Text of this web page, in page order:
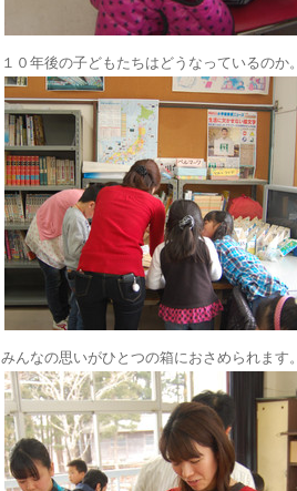
１０年後の子どもたちはどうなっているのか。
みんなの思いがひとつの箱におさめられます。